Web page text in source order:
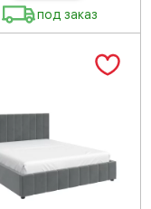
под заказ